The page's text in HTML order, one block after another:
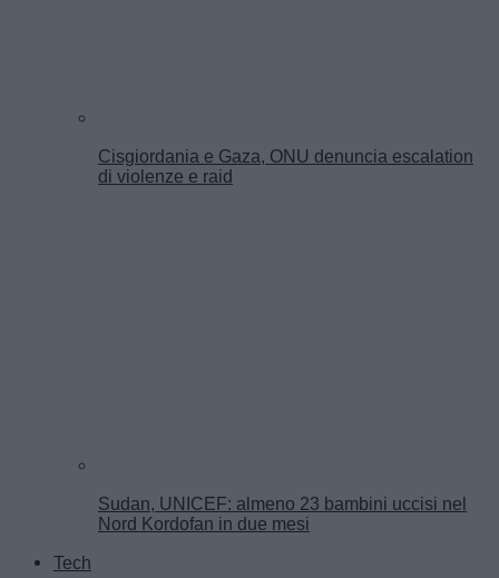
Cisgiordania e Gaza, ONU denuncia escalation
di violenze e raid
Sudan, UNICEF: almeno 23 bambini uccisi nel
Nord Kordofan in due mesi
Tech